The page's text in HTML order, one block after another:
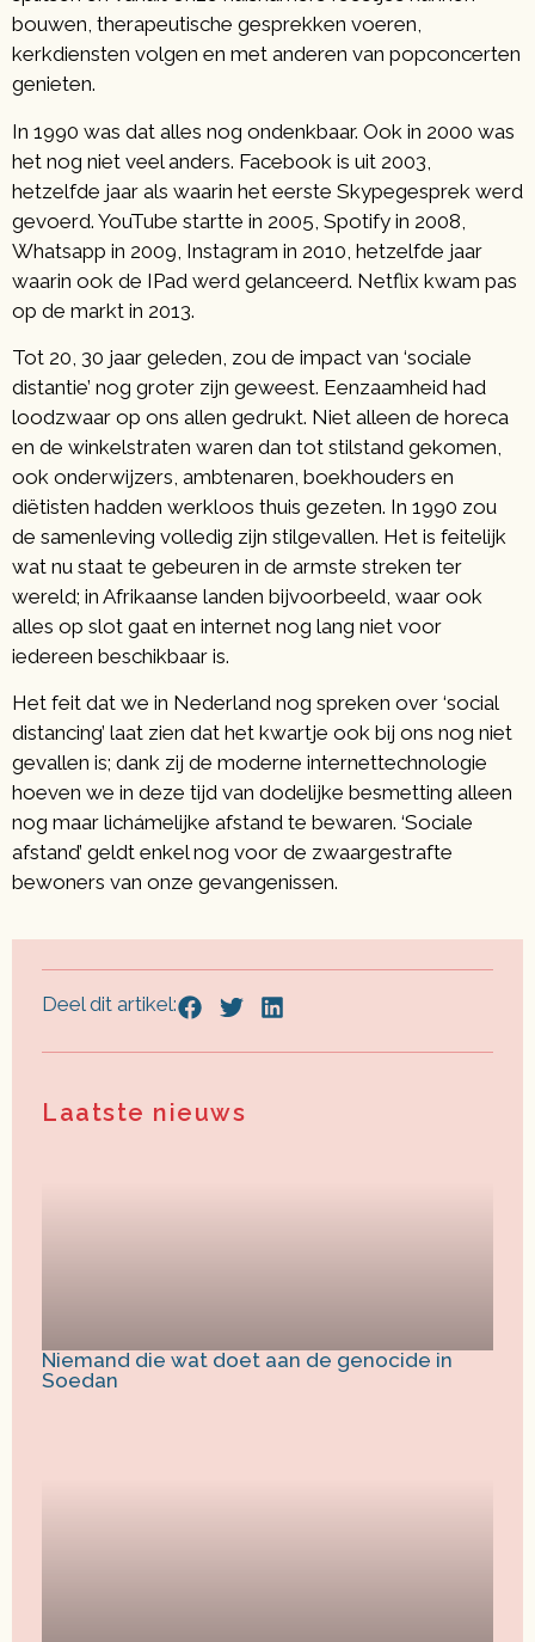
bouwen, therapeutische gesprekken voeren,
kerkdiensten volgen en met anderen van popconcerten
genieten.
In 1990 was dat alles nog ondenkbaar. Ook in 2000 was
het nog niet veel anders. Facebook is uit 2003,
hetzelfde jaar als waarin het eerste Skypegesprek werd
gevoerd. YouTube startte in 2005, Spotify in 2008,
Whatsapp in 2009, Instagram in 2010, hetzelfde jaar
waarin ook de IPad werd gelanceerd. Netflix kwam pas
op de markt in 2013.
Tot 20, 30 jaar geleden, zou de impact van ‘sociale
distantie’ nog groter zijn geweest. Eenzaamheid had
loodzwaar op ons allen gedrukt. Niet alleen de horeca
en de winkelstraten waren dan tot stilstand gekomen,
ook onderwijzers, ambtenaren, boekhouders en
diëtisten hadden werkloos thuis gezeten. In 1990 zou
de samenleving volledig zijn stilgevallen. Het is feitelijk
wat nu staat te gebeuren in de armste streken ter
wereld; in Afrikaanse landen bijvoorbeeld, waar ook
alles op slot gaat en internet nog lang niet voor
iedereen beschikbaar is.
Het feit dat we in Nederland nog spreken over ‘social
distancing’ laat zien dat het kwartje ook bij ons nog niet
gevallen is; dank zij de moderne internettechnologie
hoeven we in deze tijd van dodelijke besmetting alleen
nog maar lichámelijke afstand te bewaren. ‘Sociale
afstand’ geldt enkel nog voor de zwaargestrafte
bewoners van onze gevangenissen.
Deel dit artikel:
Laatste nieuws
Niemand die wat doet aan de genocide in
Soedan